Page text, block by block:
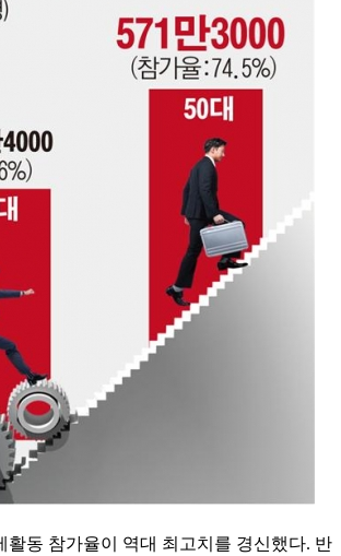
활동 참가율이 역대 최고치를 경신했다. 반